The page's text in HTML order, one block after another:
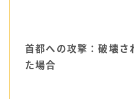
首都への攻撃 ：破壊
た場合